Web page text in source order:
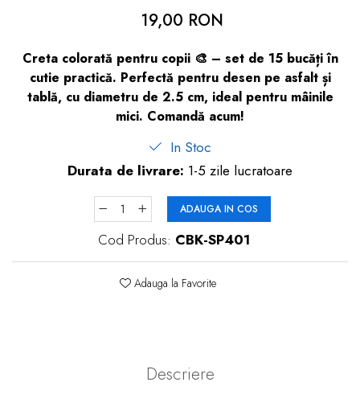
Igiena copii
19,00 RON
Creta colorată pentru copii 🎨 – set de 15 bucăți în
cutie practică. Perfectă pentru desen pe asfalt și
tablă, cu diametru de 2.5 cm, ideal pentru mâinile
mici. Comandă acum!
In Stoc
Durata de livrare: 1-5 zile lucratoare
ADAUGA IN COS
Cod Produs: CBK-SP401
Adauga la Favorite
Descriere